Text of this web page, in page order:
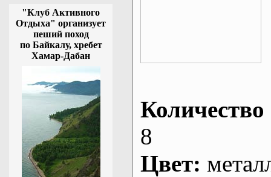
"Клуб Активного
Отдыха" организует
пеший поход
по Байкалу, хребет
Хамар-Дабан
Количество
8
Цвет: